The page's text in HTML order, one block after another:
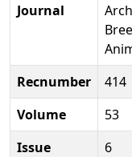
Journal
Recnumber
414
Volume
53
Issue
6